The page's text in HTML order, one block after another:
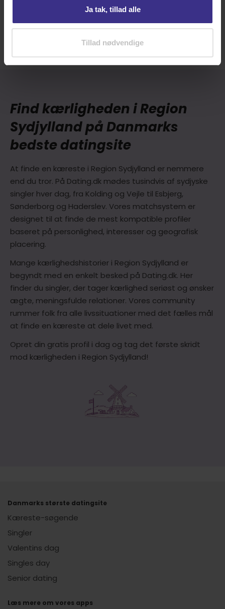
Ja tak, tillad alle
Tillad nødvendigeSønderborg
Find kærligheden i Region
Sydjylland på Danmarks
bedste datingsite
At finde en kæreste i Region Sydjylland er nemmere
end du tror. På Dating.dk mødes tusindvis af sydjyske
singler hver dag, fra Kolding og Vejle til Esbjerg,
Sønderborg og Haderslev. Vores matchsystem er
designet til at finde de mest kompatible profiler
baseret på personlighed, interesser og geografisk
placering.
Mange kærlighedshistorier i Region Sydjylland er
begyndt med en enkelt besked på Dating.dk. Her
finder du singler, der tager kærlighed seriøst og ønsker
ægte, meningsfulde relationer. Vores community
rummer folk fra alle livssituationer med det fælles mål
at finde en kæreste at dele livet med.
Opret din gratis profil i dag og tag det første skridt
mod kærligheden i Region Sydjylland!
Danmarks største datingsite
Kæreste-søgende
Singler
Valentins dag
Singles day
Senior dating
Læs mere om vores apps